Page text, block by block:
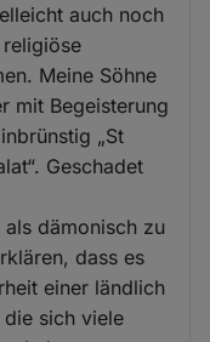
auch noch
Meine Söhne
mit Begeisterung
„St
Geschadet
dämonisch zu
dass es
einer ländlich
sich viele